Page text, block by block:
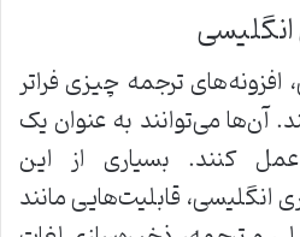
افزونه‌های ترجمه چیزی فراتر
می‌توانند به عنوان یک
عمل کنند. بسیاری از این
قابلیت‌هایی مانند